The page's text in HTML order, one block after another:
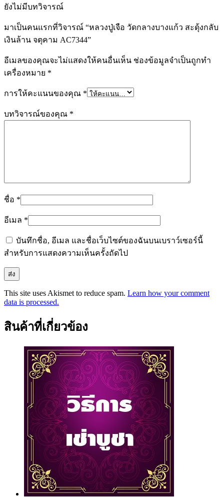
ยังไม่มีบทวิจารณ์
มาเป็นคนแรกที่วิจารณ์ “หลวงปู่เจือ วัดกลางบางแก้ว สะดุ้งกลับ
เงินล้าน จตุคาม AC7344”
อีเมลของคุณจะไม่แสดงให้คนอื่นเห็น ช่องข้อมูลจำเป็นถูกทำ
เครื่องหมาย *
การให้คะแนนของคุณ *
บทวิจารณ์ของคุณ *
ชื่อ *
อีเมล *
บันทึกชื่อ, อีเมล และชื่อเว็บไซต์ของฉันบนเบราว์เซอร์นี้
สำหรับการแสดงความเห็นครั้งถัดไป
This site uses Akismet to reduce spam. Learn how your comment
data is processed.
สินค้าที่เกี่ยวข้อง